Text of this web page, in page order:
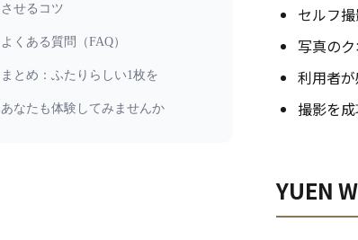
させるコツ
よくある質問（FAQ）
まとめ：ふたりらしい1枚を
あなたも体験してみませんか
セルフ
写真の
利用者
撮影を
YUEN